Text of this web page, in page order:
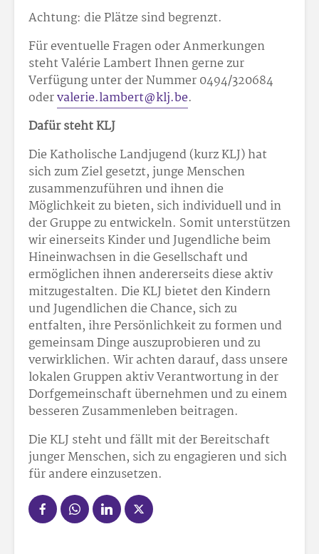
Achtung: die Plätze sind begrenzt.
Für eventuelle Fragen oder Anmerkungen
steht Valérie Lambert Ihnen gerne zur
Verfügung unter der Nummer 0494/320684
odervalerie.lambert@klj.be.
Dafür steht KLJ
Die Katholische Landjugend (kurz KLJ) hat
sich zum Ziel gesetzt, junge Menschen
zusammenzuführen und ihnen die
Möglichkeit zu bieten, sich individuell und in
der Gruppe zu entwickeln. Somit unterstützen
wir einerseits Kinder und Jugendliche beim
Hineinwachsen in die Gesellschaft und
ermöglichen ihnen andererseits diese aktiv
mitzugestalten. Die KLJ bietet den Kindern
und Jugendlichen die Chance, sich zu
entfalten, ihre Persönlichkeit zu formen und
gemeinsam Dinge auszuprobieren und zu
verwirklichen. Wir achten darauf, dass unsere
lokalen Gruppen aktiv Verantwortung in der
Dorfgemeinschaft übernehmen und zu einem
besseren Zusammenleben beitragen.
Die KLJ steht und fällt mit der Bereitschaft
junger Menschen, sich zu engagieren und sich
für andere einzusetzen.